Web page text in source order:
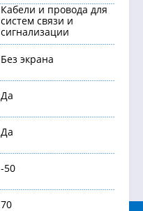
Кабели и провода для
систем связи и
сигнализации
Без экрана
Да
Да
-50
70